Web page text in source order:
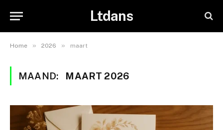
Ltdans
Home » 2026 » maart
MAAND: MAART 2026